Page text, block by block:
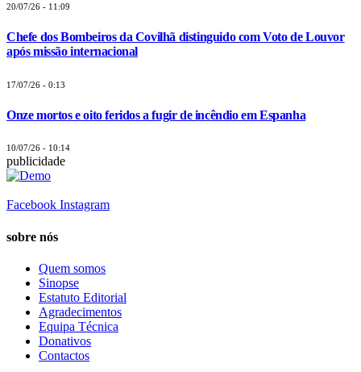
20/07/26 - 11:09
Chefe dos Bombeiros da Covilhã distinguido com Voto de Louvor
após missão internacional
17/07/26 - 0:13
Onze mortos e oito feridos a fugir de incêndio em Espanha
10/07/26 - 10:14
publicidade
Facebook Instagram
sobre nós
Quem somos
Sinopse
Estatuto Editorial
Agradecimentos
Equipa Técnica
Donativos
Contactos